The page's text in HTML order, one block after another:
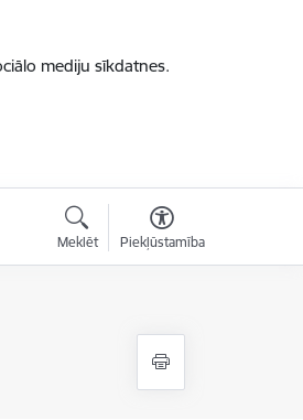
mediju sīkdatnes.
Meklēt Piekļūstamība